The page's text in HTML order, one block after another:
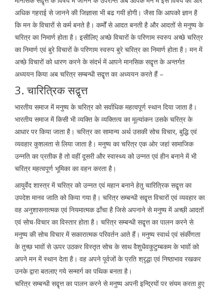
अधिक गहराई से जानने की जिज्ञासा भी बढ गयी होगी। जैसा कि आपको ज्ञान है
कि मन के विचारों से कर्म बनते है। कर्मों से आदत बनती है और आदतों से मनुष्य के
चरित्र का निमार्ण होता है। इसीलिए अच्छे विचारों के परिणाम स्वरुप अच्छे चरित्र
का निमार्ण एवं बुरे विचारों के परिणाम स्वरुप बुरे चरित्र का निमार्ण होता है। मन में
अच्छे विचारों को धारण करने के संदर्भ में आपने मानसिक सद्वृत्त के अन्तर्गत
अध्ययन किया अब चरित्र सम्बन्धी सद्वृत्त का अध्ययन करते हैं –
3. चारित्रिक सद्वृत्त
भारतीय समाज में मनुष्य के चरित्र को सर्वाधिक महत्वपूर्ण स्थान दिया जाता है।
भारतीय समाज में किसी भी व्यक्ति के व्यक्तित्व का मूल्यांकन उसके चरित्र के
आधार पर किया जाता है। चरित्र का सामान्य अर्थ उसकी सोच विचार, बुद्धि एवं
व्यवहार कुशलता से लिया जाता है। मनुष्य का चरित्र एक ओर जहां सामाजिक
उन्नति का प्रतीक है तो वहीं दूसरी और स्वास्थ्य को उन्नत एवं हीन बनाने में भी
चरित्र महत्वपूर्ण भूमिका का वहन करता है।
आयुर्वेद शास्त्र में चरित्र को उन्नत एवं महान बनाने हेतु चारित्रिक सद्वृत्त का
उपदेश मानव जाति को किया गया है। चरित्र सम्बन्धी सद्वृत्त विचारों एवं व्यवहार का
वह अनुशासनात्मक एवं नियमात्मक ढाँचा है जिसे अपनाने से मनुष्य में अच्छी आदतों
एवं सोच-विचार का विस्तार होता है। चरित्र सम्बन्धी सद्वृत्त का पालन करने से
मनुष्य की सोच विचार में सकारात्मक परिवर्तन आते हैं। मनुष्य स्वार्थ एवं संर्कीणता
के तुच्छ भावों से ऊपर उठकर विस्तृत सोच के साथ वैशुधैवकुटुम्बकम के भावों को
अपने मन में स्थान देता है। वह अपने पूर्वजों के प्रति श्रृद्धा एवं निष्ठाभाव रखकर
उनके द्वारा बतलाए गये सन्मार्ग का पथिक बनता है।
चरित्र सम्बन्धी सद्वृत्त का पालन करने से मनुष्य अपनी इन्द्रियों पर संयम करता हुए